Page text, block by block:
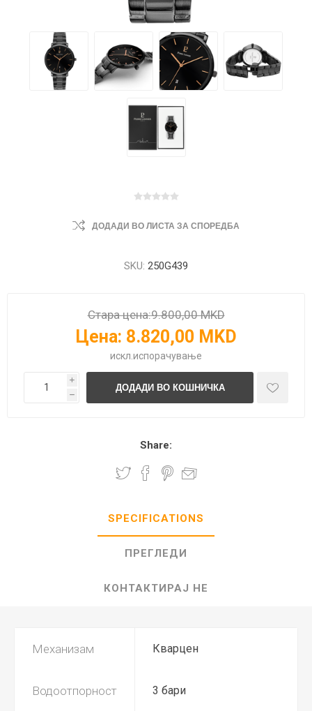
ДОДАДИ ВО ЛИСТА ЗА СПОРЕДБА
SKU: 250G439
Стара цена:9.800,00 MKD
Цена: 8.820,00 MKD
искл. испорачување
i
h
Share:
SPECIFICATIONS
ПРЕГЛЕДИ
КОНТАКТИРАЈ НЕ
Механизам Кварцен
Водоотпорност 3 бари